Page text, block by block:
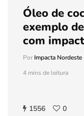
Óleo de
exemplo
com
PorImpacta Nordeste
4 mins de leitura
1556 0